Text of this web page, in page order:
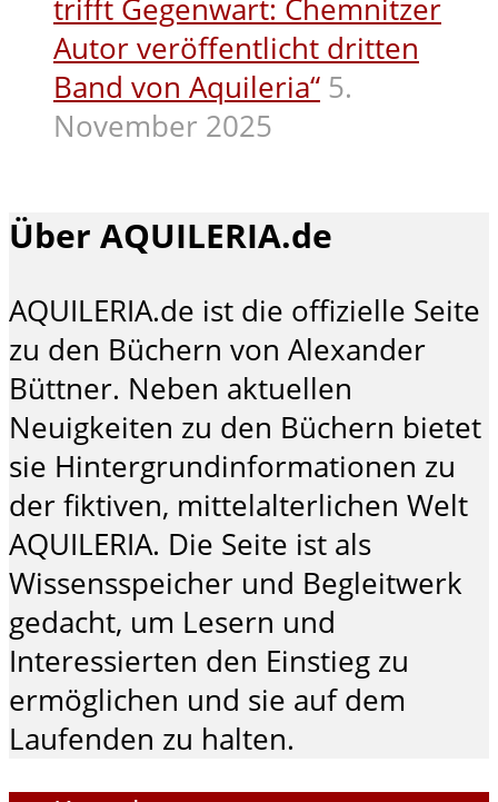
trifft Gegenwart: Chemnitzer
Autor veröffentlicht dritten
Band von Aquileria“ 5.
November 2025
Über AQUILERIA.de
AQUILERIA.de ist die offizielle Seite
zu den Büchern von Alexander
Büttner. Neben aktuellen
Neuigkeiten zu den Büchern bietet
sie Hintergrundinformationen zu
der fiktiven, mittelalterlichen Welt
AQUILERIA. Die Seite ist als
Wissensspeicher und Begleitwerk
gedacht, um Lesern und
Interessierten den Einstieg zu
ermöglichen und sie auf dem
Laufenden zu halten.